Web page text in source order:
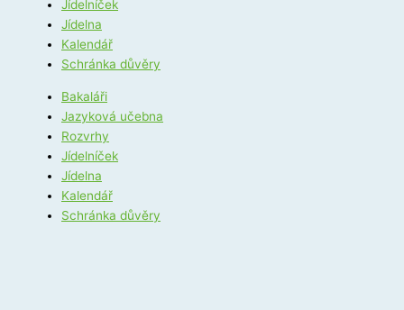
Jídelníček
Jídelna
Kalendář
Schránka důvěry
Bakaláři
Jazyková učebna
Rozvrhy
Jídelníček
Jídelna
Kalendář
Schránka důvěry